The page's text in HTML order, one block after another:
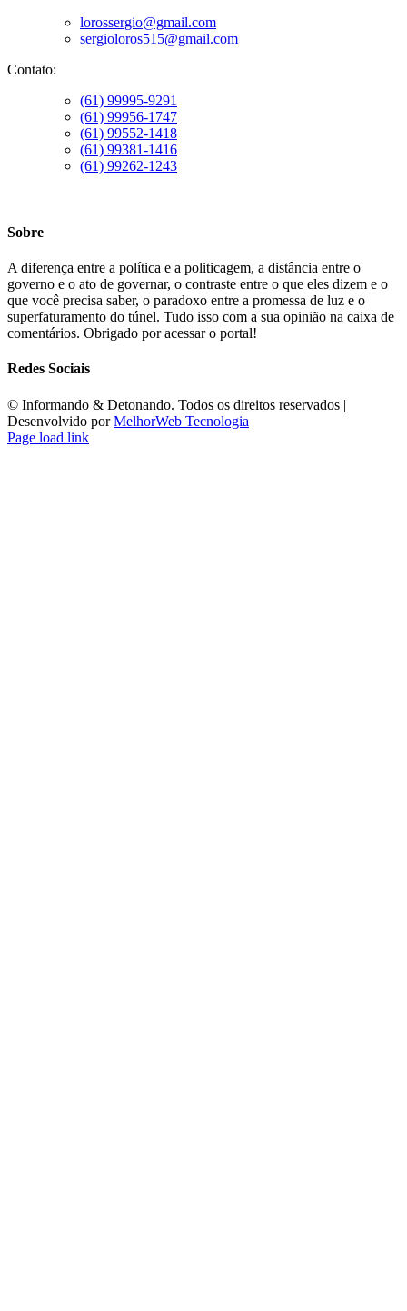
lorossergio@gmail.com
sergioloros515@gmail.com
Contato:
(61) 99995-9291
(61) 99956-1747
(61) 99552-1418
(61) 99381-1416
(61) 99262-1243
Sobre
A diferença entre a política e a politicagem, a distância entre o
governo e o ato de governar, o contraste entre o que eles dizem e o
que você precisa saber, o paradoxo entre a promessa de luz e o
superfaturamento do túnel. Tudo isso com a sua opinião na caixa de
comentários. Obrigado por acessar o portal!
Redes Sociais
©️ Informando & Detonando. Todos os direitos reservados |
Desenvolvido porMelhorWeb Tecnologia
Page load link